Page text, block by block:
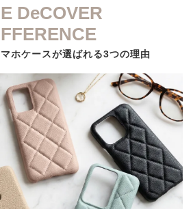
DeCOVER
ホケースが選ばれる3つの理由